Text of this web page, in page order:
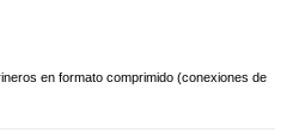
en formato comprimido (conexiones de